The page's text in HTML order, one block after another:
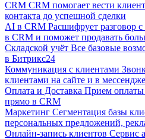
CRM CRM помогает вести
контакта до успешной сделки
AI в CRM Расшифрует разговор
в CRM и поможет продавать
Складской учёт Все базовые
в Битрикс24
Коммуникация с клиентами
клиентами на сайте и в
Оплата и Доставка Прием оплаты
прямо в CRM
Маркетинг Сегментация базы
персональных предложений,
Онлайн-запись клиентов Сервис